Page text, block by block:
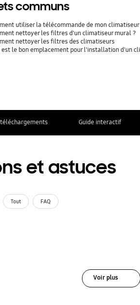
communs
utiliser la télécommande de mon
nettoyer les filtres d'un climatiseur mural ?
nettoyer les filtres des climatiseurs
est le bon emplacement pour l'installation d'un
Guide interactif
et astuces
Tout FAQ
Voir plus